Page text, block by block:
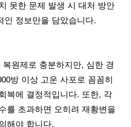
못한 문제 발생 시 대처 방안
인 정보만을 담았습니다.
원제로 충분하지만, 심한 경
방 이상 고운 사포로 꼼꼼히
복에 결정적입니다. 또한, 각
를 초과하면 오히려 재황변을
해야 합니다.